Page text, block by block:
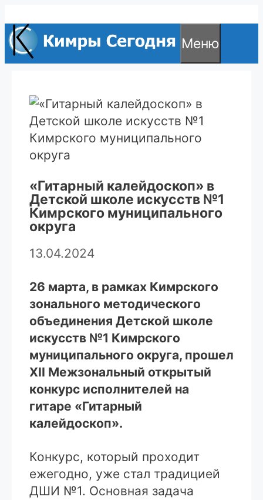
к
содержимому
Меню
«Гитарный калейдоскоп» в
Детской школе искусств №1
Кимрского муниципального
округа
13.04.2024
26 марта, в рамках Кимрского
зонального методического
объединения Детской школе
искусств №1 Кимрского
муниципального округа, прошел
XII Межзональный открытый
конкурс исполнителей на
гитаре «Гитарный
калейдоскоп».
Конкурс, который проходит
ежегодно, уже стал традицией
ДШИ №1. Основная задача